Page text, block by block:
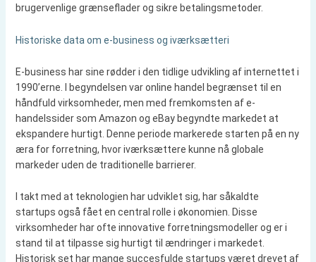
brugervenlige grænseflader og sikre betalingsmetoder.
Historiske data om e-business og iværksætteri
E-business har sine rødder i den tidlige udvikling af internettet i
1990’erne. I begyndelsen var online handel begrænset til en
håndfuld virksomheder, men med fremkomsten af e-
handelssider som Amazon og eBay begyndte markedet at
ekspandere hurtigt. Denne periode markerede starten på en ny
æra for forretning, hvor iværksættere kunne nå globale
markeder uden de traditionelle barrierer.
I takt med at teknologien har udviklet sig, har såkaldte
startups også fået en central rolle i økonomien. Disse
virksomheder har ofte innovative forretningsmodeller og er i
stand til at tilpasse sig hurtigt til ændringer i markedet.
Historisk set har mange succesfulde startups været drevet af